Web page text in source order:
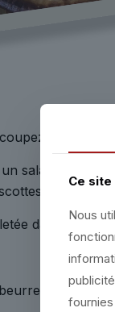
les
saladier avec
mixées.
dans un
Ce
Nous